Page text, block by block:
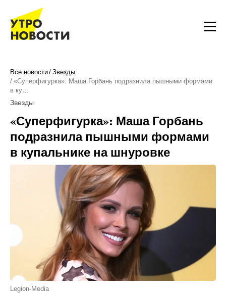
Все новости Звезды
«Суперфигурка»: Маша Горбань подразнила пышными формами
в ку…
Звезды
«Суперфигурка»: Маша Горбань
подразнила пышными формами
в купальнике на шнуровке
Legion-Media